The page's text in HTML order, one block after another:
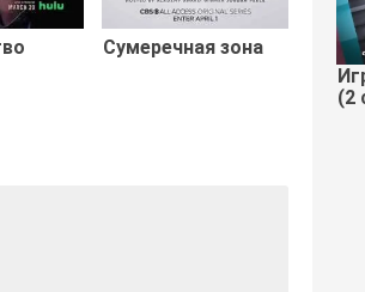
Сумеречная зона
(2